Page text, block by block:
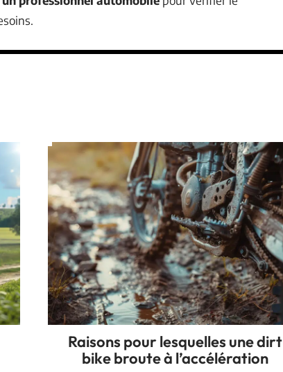
Raisons pour lesquelles une dirt
bike broute à l’accélération